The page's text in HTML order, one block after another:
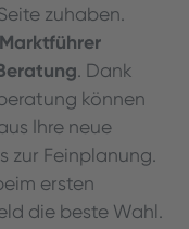
zuhaben.
. Dank
können
Ihre neue
zur Feinplanung.
ersten
die beste Wahl.